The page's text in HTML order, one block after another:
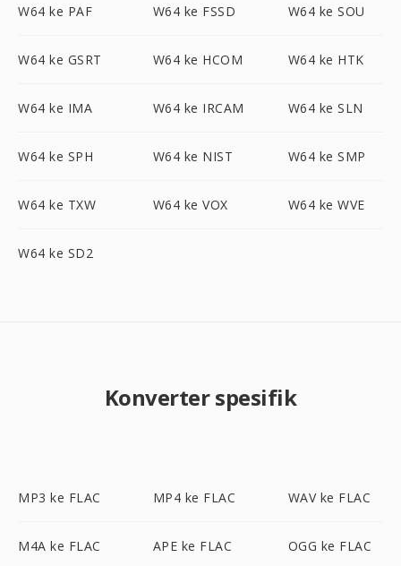
W64 ke PAF W64 ke FSSD W64 ke SOU
W64 ke GSRT W64 ke HCOM W64 ke HTK
W64 ke IMA W64 ke IRCAM W64 ke SLN
W64 ke SPH W64 ke NIST W64 ke SMP
W64 ke TXW W64 ke VOX W64 ke WVE
W64 ke SD2
Konverter spesifik
MP3 ke FLAC MP4 ke FLAC WAV ke FLAC
M4A ke FLAC APE ke FLAC OGG ke FLAC